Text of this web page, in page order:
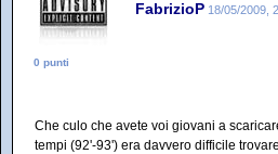
FabrizioP 18/05/2009,
0 punti
Che culo che avete voi giovani a
tempi (92'-93') era davvero difficile